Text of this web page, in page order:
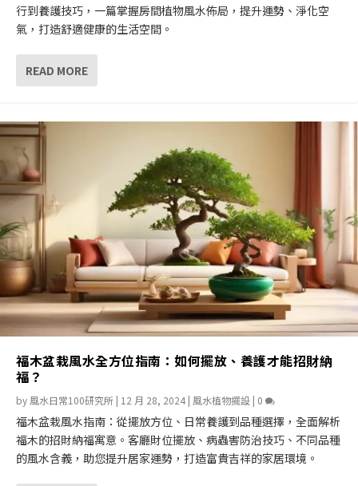
行到養護技巧，一篇掌握房間植物風水佈局，提升運勢、淨化空
氣，打造舒適健康的生活空間。
READ MORE
福木盆栽風水全方位指南：如何擺放、養護才能招財納
福？
by 風水日常100研究所 | 12 月 28, 2024 | 風水植物擺設 | 0
福木盆栽風水指南：從擺放方位、日常養護到品種選擇，全面解析
福木的招財納福寓意。客廳財位擺放、病蟲害防治技巧、不同品種
的風水含義，助您提升居家運勢，打造富貴吉祥的家居環境。